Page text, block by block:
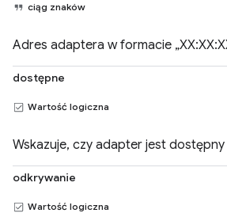
ciąg znaków
Adres adaptera w formacie
dostępne
Wartość logiczna
Wskazuje, czy adapter jest dostępny
odkrywanie
Wartość logiczna